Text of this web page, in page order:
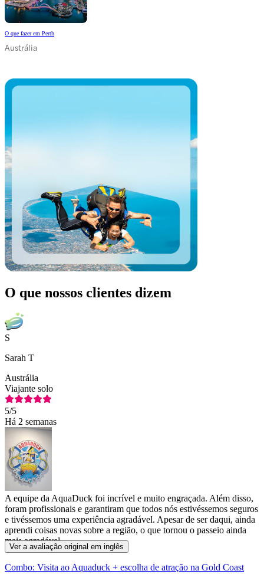
O que fazer em Perth
Austrália
O que nossos clientes dizem
S
Sarah T
Austrália
Viajante solo
5/5
Há 2 semanas
A equipe da AquaDuck foi incrível e muito engraçada. Além disso,
foram profissionais e garantiram que todos nós estivéssemos seguros
e tivéssemos uma experiência agradável. Apesar de ser daqui, ainda
aprendi coisas novas sobre a região, o que tornou o passeio ainda
mais agradável.
Ver a avaliação original em inglês
Combo: Visita ao Aquaduck + escolha de atração na Gold Coast